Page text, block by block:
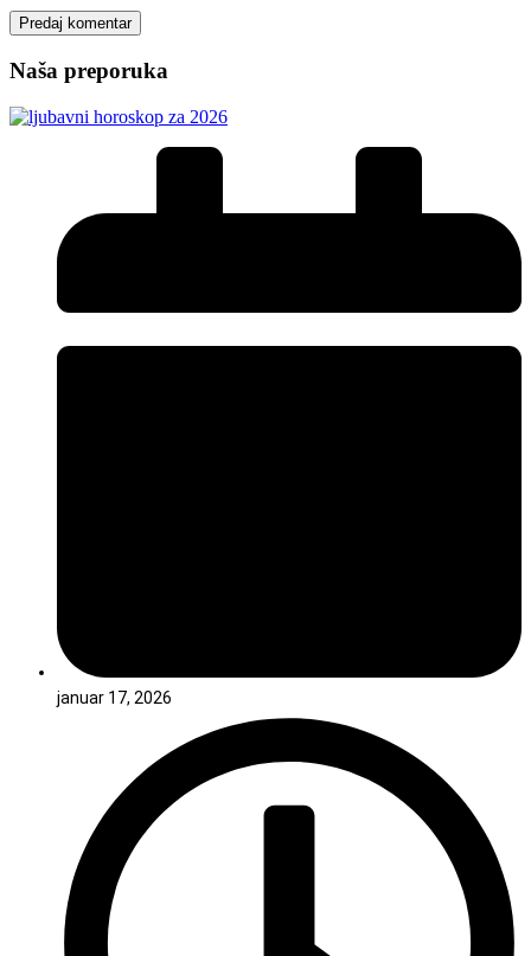
Naša preporuka
januar 17, 2026